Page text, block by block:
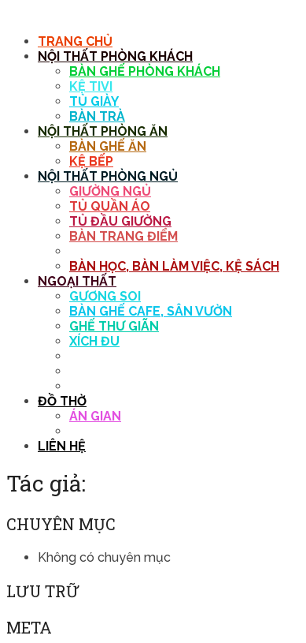
TRANG CHỦ
NỘI THẤT PHÒNG KHÁCH
BÀN GHẾ PHÒNG KHÁCH
KỆ TIVI
TỦ GIÀY
BÀN TRÀ
NỘI THẤT PHÒNG ĂN
BÀN GHẾ ĂN
KỆ BẾP
NỘI THẤT PHÒNG NGỦ
GIƯỜNG NGỦ
TỦ QUẦN ÁO
TỦ ĐẦU GIƯỜNG
BÀN TRANG ĐIỂM
BÀN HỌC, BÀN LÀM VIỆC, KỆ SÁCH
NGOẠI THẤT
GƯƠNG SOI
BÀN GHẾ CAFE, SÂN VƯỜN
GHẾ THƯ GIÃN
XÍCH ĐU
ĐỒ THỜ
ÁN GIAN
LIÊN HỆ
Tác giả:
CHUYÊN MỤC
Không có chuyên mục
LƯU TRỮ
META